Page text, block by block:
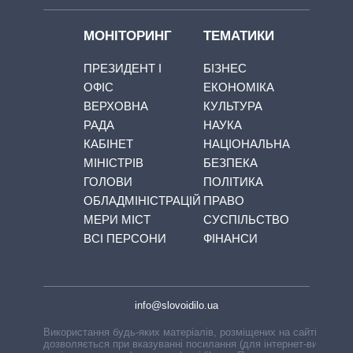
МОНІТОРИНГ
ПРЕЗИДЕНТ І
ОФІС
ВЕРХОВНА
РАДА
КАБІНЕТ
МІНІСТРІВ
ГОЛОВИ
ОБЛАДМІНІСТРАЦІЙ
МЕРИ МІСТ
ВСІ ПЕРСОНИ
ТЕМАТИКИ
БІЗНЕС
ЕКОНОМІКА
КУЛЬТУРА
НАУКА
НАЦІОНАЛЬНА
БЕЗПЕКА
ПОЛІТИКА
ПРАВО
СУСПІЛЬСТВО
ФІНАНСИ
info@slovoidilo.ua
Використання будь-яких матеріалів, розміщених на сайті,
дозволяється при вказуванні посилання (для інтернет-видань